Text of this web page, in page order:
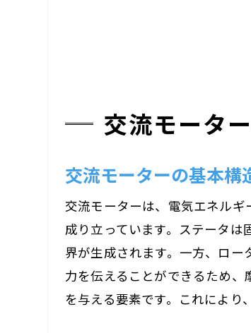
交流モータ
交流モーターの基本構
交流モーターは、電気エネル
成り立っています。ステータ
界が生成されます。一方、ロ
力を伝えることができるため
を与える要素です。これにより